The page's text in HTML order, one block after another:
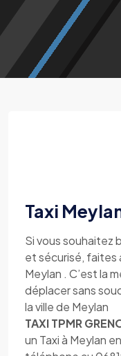
Taxi
Si vous souhaitez
et sécurisé, faites
Meylan . C’est la
déplacer sans
la ville de Meylan
TAXI TPMR
un Taxi à Meylan